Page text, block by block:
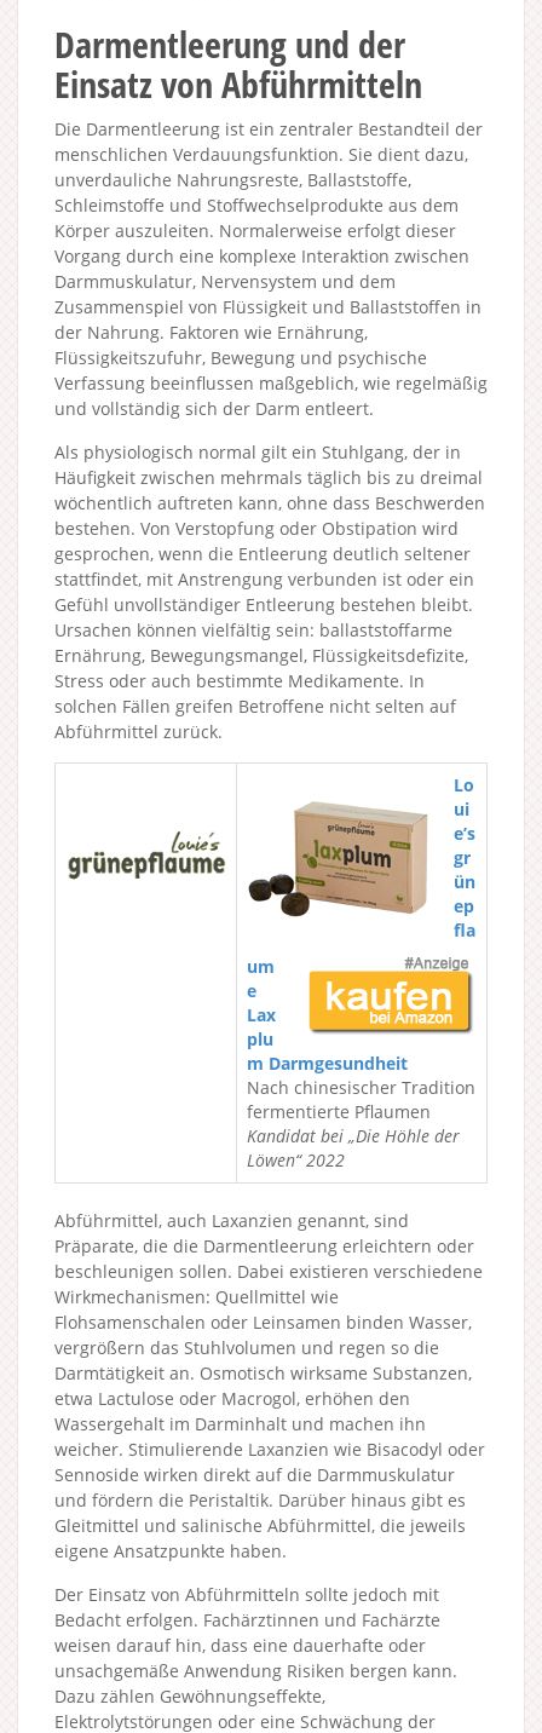
Darmentleerung und der
Einsatz von Abführmitteln
Die Darmentleerung ist ein zentraler Bestandteil der
menschlichen Verdauungsfunktion. Sie dient dazu,
unverdauliche Nahrungsreste, Ballaststoffe,
Schleimstoffe und Stoffwechselprodukte aus dem
Körper auszuleiten. Normalerweise erfolgt dieser
Vorgang durch eine komplexe Interaktion zwischen
Darmmuskulatur, Nervensystem und dem
Zusammenspiel von Flüssigkeit und Ballaststoffen in
der Nahrung. Faktoren wie Ernährung,
Flüssigkeitszufuhr, Bewegung und psychische
Verfassung beeinflussen maßgeblich, wie regelmäßig
und vollständig sich der Darm entleert.
Als physiologisch normal gilt ein Stuhlgang, der in
Häufigkeit zwischen mehrmals täglich bis zu dreimal
wöchentlich auftreten kann, ohne dass Beschwerden
bestehen. Von Verstopfung oder Obstipation wird
gesprochen, wenn die Entleerung deutlich seltener
stattfindet, mit Anstrengung verbunden ist oder ein
Gefühl unvollständiger Entleerung bestehen bleibt.
Ursachen können vielfältig sein: ballaststoffarme
Ernährung, Bewegungsmangel, Flüssigkeitsdefizite,
Stress oder auch bestimmte Medikamente. In
solchen Fällen greifen Betroffene nicht selten auf
Abführmittel zurück.
Lo
ui
e’s
gr
ün
ep
fla
um
e
Lax
plu
m Darmgesundheit
Nach chinesischer Tradition
fermentierte Pflaumen
Kandidat bei „Die Höhle der
Löwen“ 2022
Abführmittel, auch Laxanzien genannt, sind
Präparate, die die Darmentleerung erleichtern oder
beschleunigen sollen. Dabei existieren verschiedene
Wirkmechanismen: Quellmittel wie
Flohsamenschalen oder Leinsamen binden Wasser,
vergrößern das Stuhlvolumen und regen so die
Darmtätigkeit an. Osmotisch wirksame Substanzen,
etwa Lactulose oder Macrogol, erhöhen den
Wassergehalt im Darminhalt und machen ihn
weicher. Stimulierende Laxanzien wie Bisacodyl oder
Sennoside wirken direkt auf die Darmmuskulatur
und fördern die Peristaltik. Darüber hinaus gibt es
Gleitmittel und salinische Abführmittel, die jeweils
eigene Ansatzpunkte haben.
Der Einsatz von Abführmitteln sollte jedoch mit
Bedacht erfolgen. Fachärztinnen und Fachärzte
weisen darauf hin, dass eine dauerhafte oder
unsachgemäße Anwendung Risiken bergen kann.
Dazu zählen Gewöhnungseffekte,
Elektrolytstörungen oder eine Schwächung der